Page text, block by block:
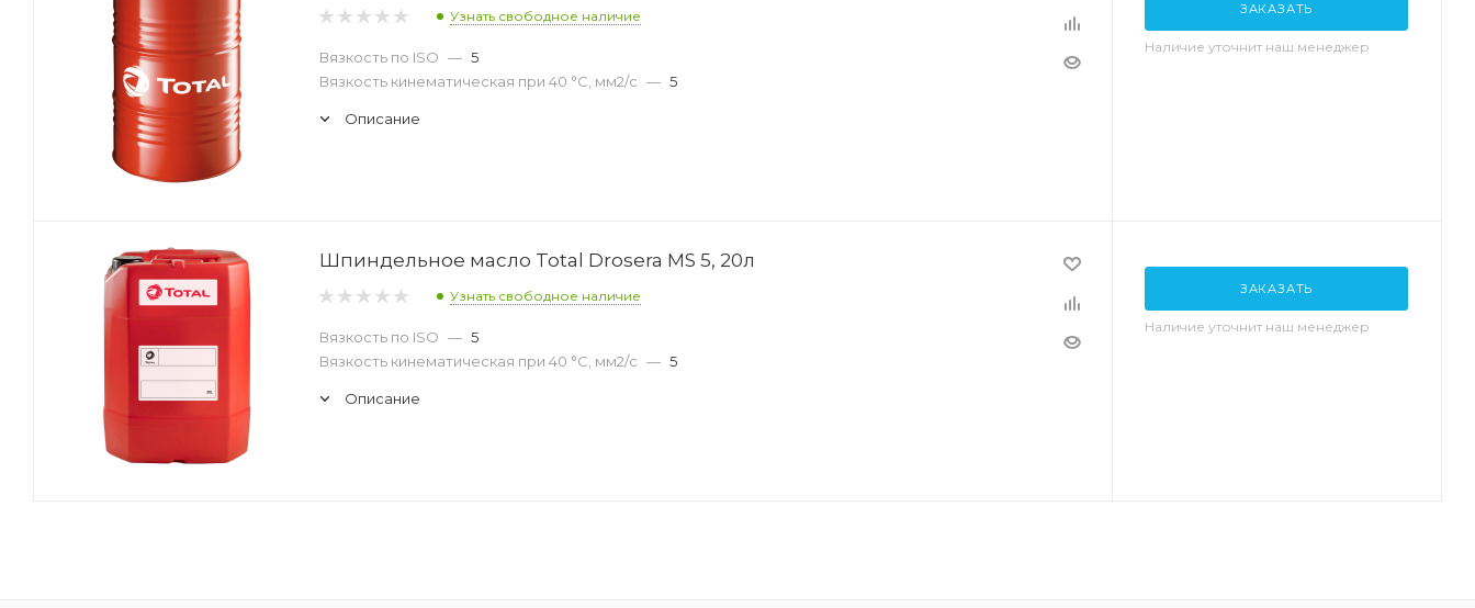
Узнать свободное наличие
Вязкость по ISO — 5
Вязкость кинематическая при 40 °С, мм2/с — 5
Описание
ЗАКАЗАТЬ
Наличие уточнит наш менеджер
Шпиндельное масло Total Drosera MS 5, 20л
Узнать свободное наличие
Вязкость по ISO — 5
Вязкость кинематическая при 40 °С, мм2/с — 5
Описание
ЗАКАЗАТЬ
Наличие уточнит наш менеджер